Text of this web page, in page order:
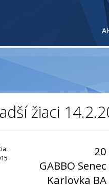
žiaci
20
GABBO Senec
Karlovka BA